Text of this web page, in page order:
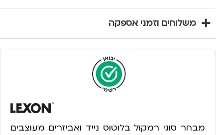
משלוחים וזמני אספקה
מבחר סוגי רמקול בלוטוס נייד ואביזרים מעוצבים